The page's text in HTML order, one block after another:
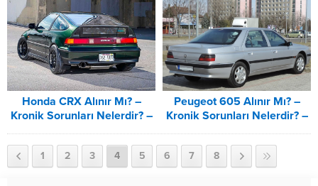
Honda CRX Alınır Mı? –
Kronik Sorunları Nelerdir? –
Yedek Parça Sorunu Var Mı?
Peugeot 605 Alınır Mı? –
Kronik Sorunları Nelerdir? –
Yedek Parça Sorunu Var Mı?
1 2 3 4 5 6 7 8